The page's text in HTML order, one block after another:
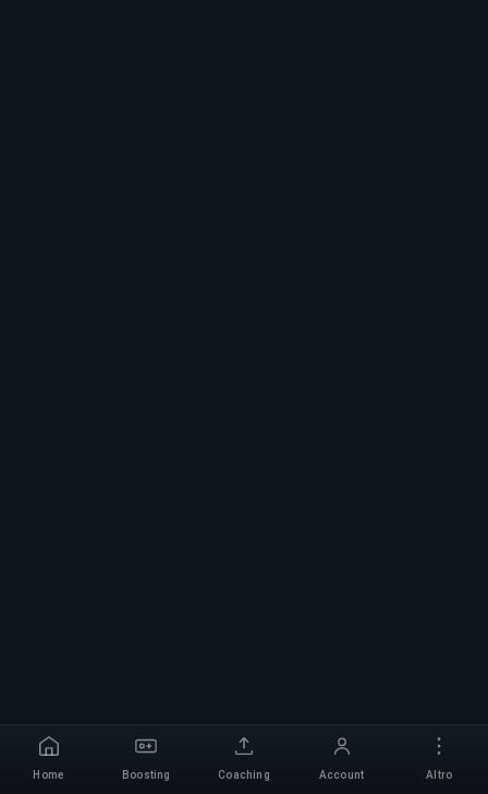
Home Boosting Coaching Account Altro